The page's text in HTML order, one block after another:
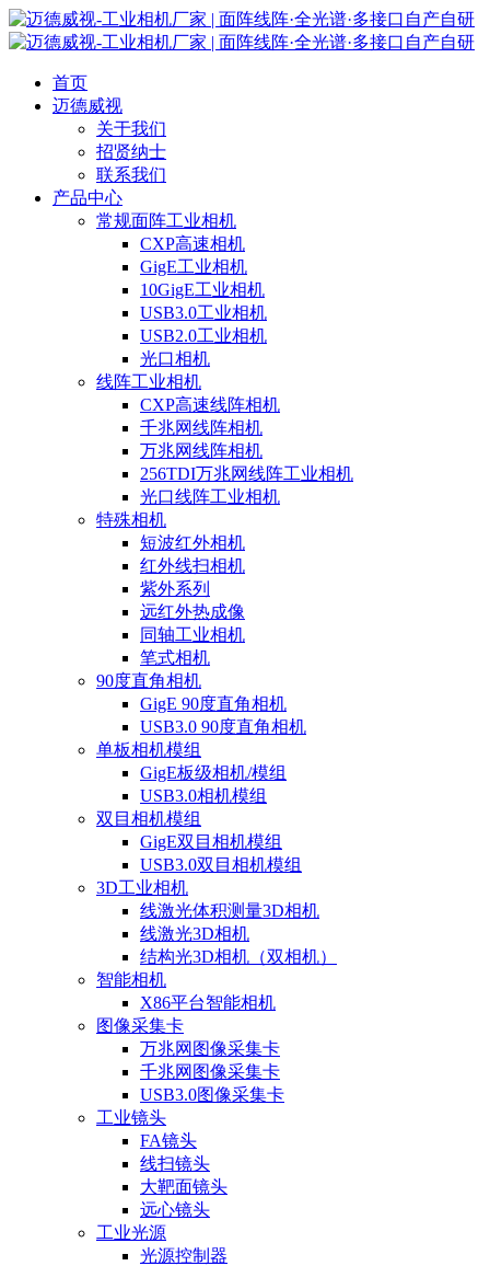
首页
迈德威视
关于我们
招贤纳士
联系我们
产品中心
常规面阵工业相机
CXP高速相机
GigE工业相机
10GigE工业相机
USB3.0工业相机
USB2.0工业相机
光口相机
线阵工业相机
CXP高速线阵相机
千兆网线阵相机
万兆网线阵相机
256TDI万兆网线阵工业相机
光口线阵工业相机
特殊相机
短波红外相机
红外线扫相机
紫外系列
远红外热成像
同轴工业相机
笔式相机
90度直角相机
GigE 90度直角相机
USB3.0 90度直角相机
单板相机模组
GigE板级相机/模组
USB3.0相机模组
双目相机模组
GigE双目相机模组
USB3.0双目相机模组
3D工业相机
线激光体积测量3D相机
线激光3D相机
结构光3D相机（双相机）
智能相机
X86平台智能相机
图像采集卡
万兆网图像采集卡
千兆网图像采集卡
USB3.0图像采集卡
工业镜头
FA镜头
线扫镜头
大靶面镜头
远心镜头
工业光源
光源控制器